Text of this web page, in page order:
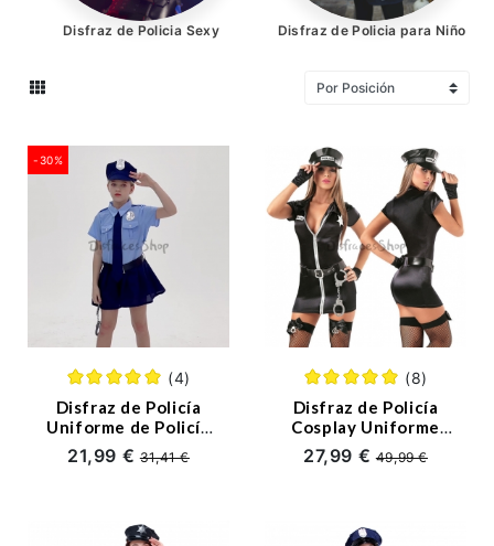
Navidad
Halloween
Disfraces 2022
Cupones y Descuentos
Entrada en el Blog
Disfraz de Policia Sexy Disfraz de Policia para Niño
-30%
(4)
Disfraz de Policía
Uniforme de Policía
Cosplay para Niña de
Halloween
21,99 €31,41 €
(8)
Disfraz de Policía
Cosplay Uniforme
Halloween Instructor
de Mujeres
27,99 €49,99 €